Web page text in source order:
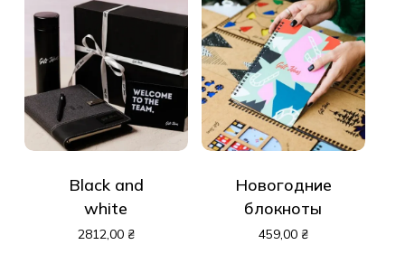
Black and
white
2812,00 ₴
Новогодние
блокноты
459,00 ₴